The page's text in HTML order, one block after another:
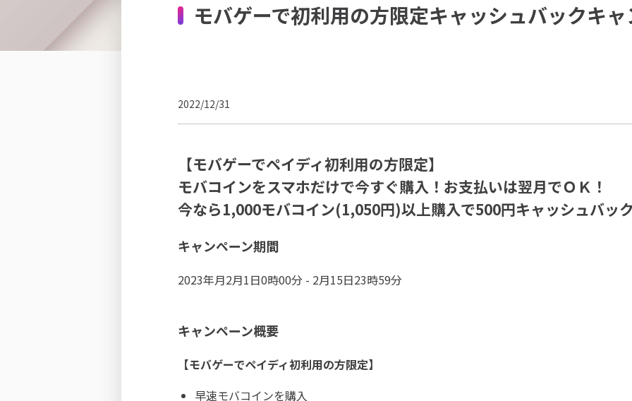
モバゲーで初利用の方限定キャッシュバックキ
2022/12/31
【モバゲーでペイディ初利用の方限定】
モバコインをスマホだけで今すぐ購入！お支払いは翌月でＯＫ！
今なら1,000モバコイン(1,050円)以上購入で500円キャッシュバッ
キャンペーン期間
2023年月2月1日0時00分 - 2月15日23時59分
キャンペーン概要
【モバゲーでペイディ初利用の方限定】
早速モバコインを購入